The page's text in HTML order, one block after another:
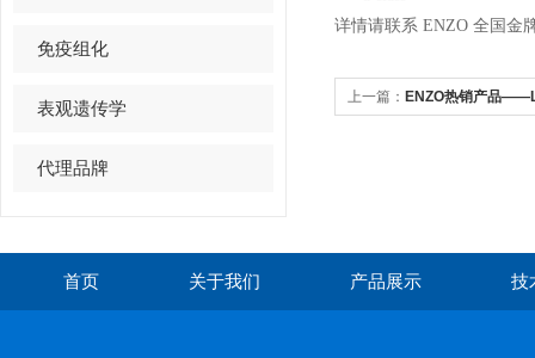
免疫组化
表观遗传学
代理品牌
详情请联系 ENZO 全国金
上一篇： ENZO热销产品
首页 关于我们 产品展示 技